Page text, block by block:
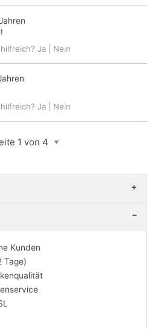
Ja Nein
Ja Nein
Kunden
Tage)